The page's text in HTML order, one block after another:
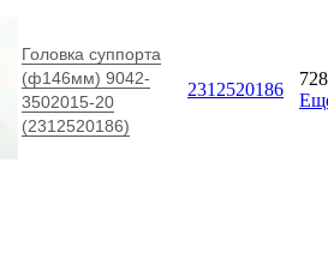
Головка суппорта
(ф146мм) 9042-
3502015-20
(2312520186)
2312520186